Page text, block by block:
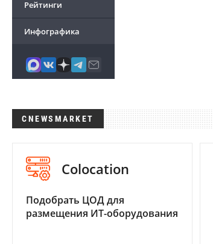
Рейтинги
Инфографика
CNEWSMARKET
Colocation
Подобрать ЦОД для
размещения ИТ-оборудования